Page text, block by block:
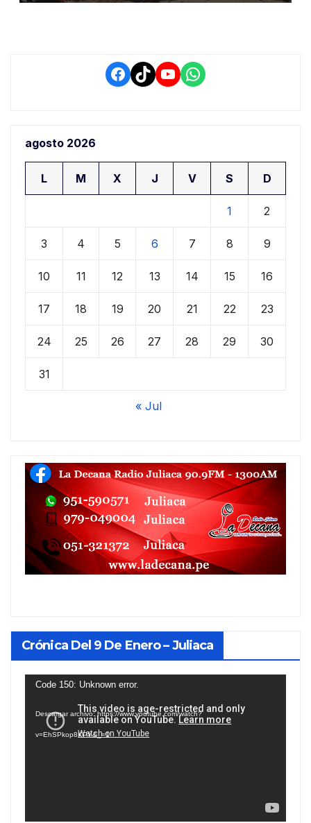
conductores
Facebook
TikTokYouTube
WhatsApp
agosto 2026
L M X J V S D
1 2
3 4 5 6 7 8 9
10 11 12 13 14 15 16
17 18 19 20 21 22 23
24 25 26 27 28 29 30
31
« Jul
Crónica Del 9 De Enero – Juliaca
Reproductor
vídeo
Code 150: Unknown error.
Descargar archivo: https://www.youtube.com/watch?
v=EhSPkop8KPY&_=1